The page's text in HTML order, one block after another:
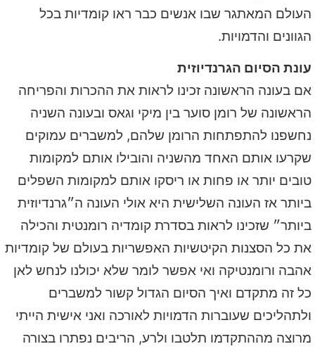
העולם המאתגר שבו אנשים כבר ראו קומדיות בכל
הגוונים והדמויות.
עונת הסיום הגרנדיוזית
אם בעונה הראשונה זכינו לראות את ההכרות והפריחה
הראשונה של רומן סוער בין מיקי וגאס ובעונה השניה
נחשפנו להתפתחות הרומן שלהם, למשברים עמוקים
שקרעו אותם האחד מהשניה והובילו אותם למקומות
טובים יותר או פחות או ריסקו אותם למקומות השפלים
ביותר אז העונה השלישית היא אולי העונה ה״גרנדיוזית
ביותר״ שזכינו לראות בסדרת קומדיה רומנטית והכילה
את כל הסצנות הקיטשיות האפשריות בעולם של קומדיות
אהבה ורומנטיקה ואי אפשר לומר שלא יכולנו לנחש לאן
כל זה מתקדם ואיך הסיום הגדול קשור למשברים
ולתהליכים שעוברות הדמויות לאורכה ואני אישית הייתי
מרוצה מההתקדמו תלטבו ולרע, הריבים נפתרו בצורה